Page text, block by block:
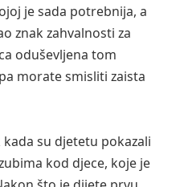
je sada potrebnija, a
znak zahvalnosti za
oduševljena tom
morate smisliti zaista
su djetetu pokazali
kod djece, koje je